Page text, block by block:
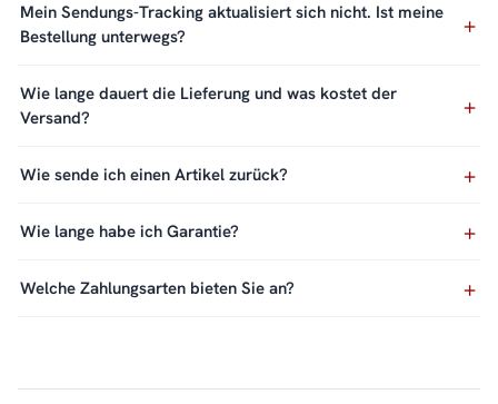
Mein Sendungs-Tracking aktualisiert sich nicht. Ist meine
Bestellung unterwegs?
Wie lange dauert die Lieferung und was kostet der
Versand?
Wie sende ich einen Artikel zurück?
Wie lange habe ich Garantie?
Welche Zahlungsarten bieten Sie an?